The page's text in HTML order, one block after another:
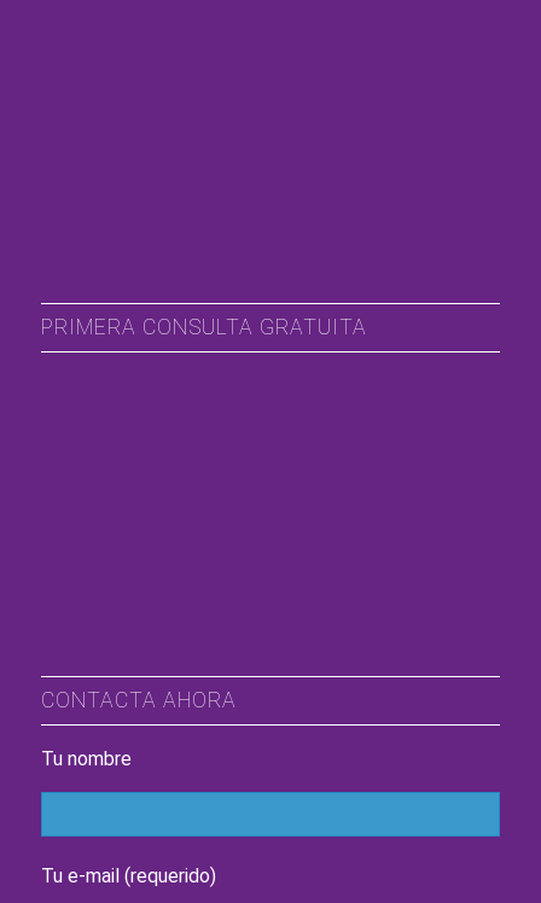
PRIMERA CONSULTA GRATUITA
CONTACTA AHORA
Tu nombre
Tu e-mail (requerido)